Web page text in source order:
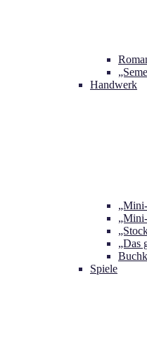
Handwerk
„Das
Spiele